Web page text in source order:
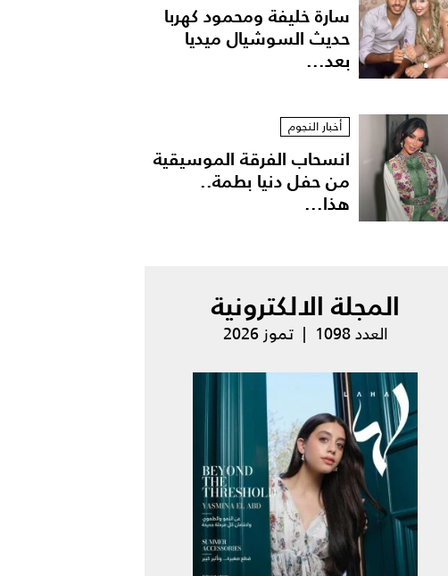
سارة خليفة ومحمود كهربا
حديث السوشيال ميديا
بعد...
أخبار النجوم
انسحاب الفرقة الموسيقية
من حفل دنيا بطمة..
هذا...
المجلة الالكترونية
العدد 1098 | تموز 2026